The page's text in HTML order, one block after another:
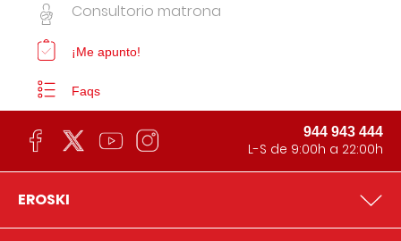
Consultorio matrona
¡Me apunto!
Faqs
944 943 444
L-S de 9:00h a 22:00h
EROSKI